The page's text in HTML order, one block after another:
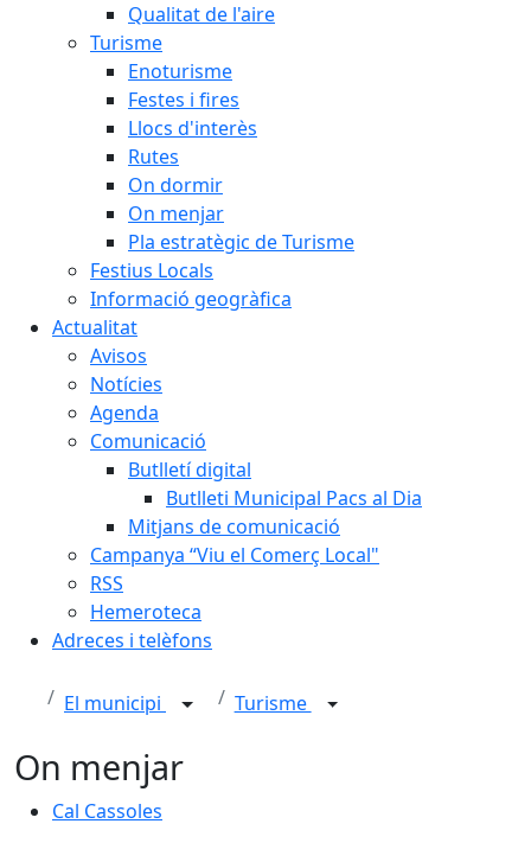
Qualitat de l'aire
Turisme
Enoturisme
Festes i fires
Llocs d'interès
Rutes
On dormir
On menjar
Pla estratègic de Turisme
Festius Locals
Informació geogràfica
Actualitat
Avisos
Notícies
Agenda
Comunicació
Butlletí digital
Butlleti Municipal Pacs al Dia
Mitjans de comunicació
Campanya “Viu el Comerç Local"
RSS
Hemeroteca
Adreces i telèfons
El municipi Turisme
On menjar
Cal Cassoles
Cal Cassoles